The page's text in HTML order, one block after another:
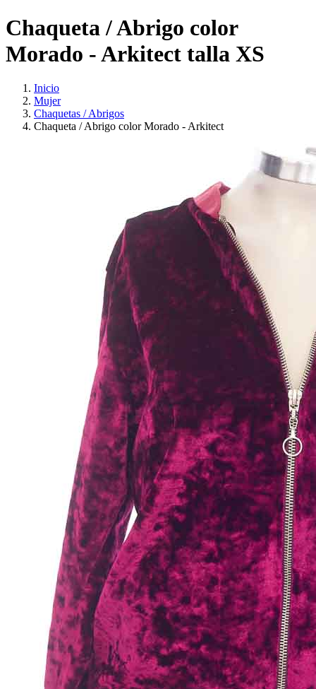
Chaqueta / Abrigo color
Morado - Arkitect talla XS
Inicio
Mujer
Chaquetas / Abrigos
Chaqueta / Abrigo color Morado - Arkitect